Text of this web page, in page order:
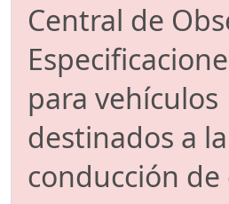
Central de
para vehículos
destinados a la
conducción